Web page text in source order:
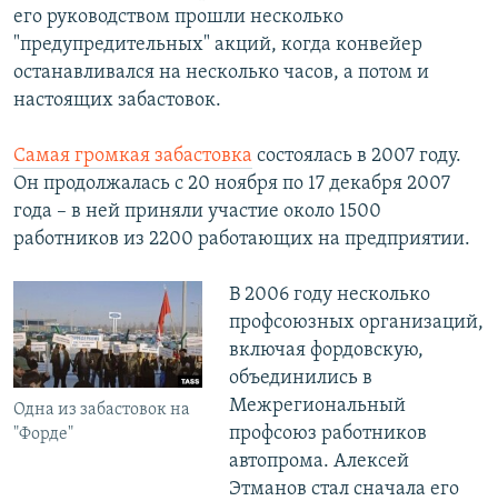
его руководством прошли несколько
"предупредительных" акций, когда конвейер
останавливался на несколько часов, а потом и
настоящих забастовок.
Самая громкая забастовка состоялась в 2007 году.
Он продолжалась с 20 ноября по 17 декабря 2007
года – в ней приняли участие около 1500
работников из 2200 работающих на предприятии.
Одна из забастовок на
"Форде"
В 2006 году несколько
профсоюзных организаций,
включая фордовскую,
объединились в
Межрегиональный
профсоюз работников
автопрома. Алексей
Этманов стал сначала его